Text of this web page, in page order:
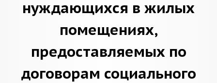
нуждающихся в жилых
помещениях,
предоставляемых по
договорам социального